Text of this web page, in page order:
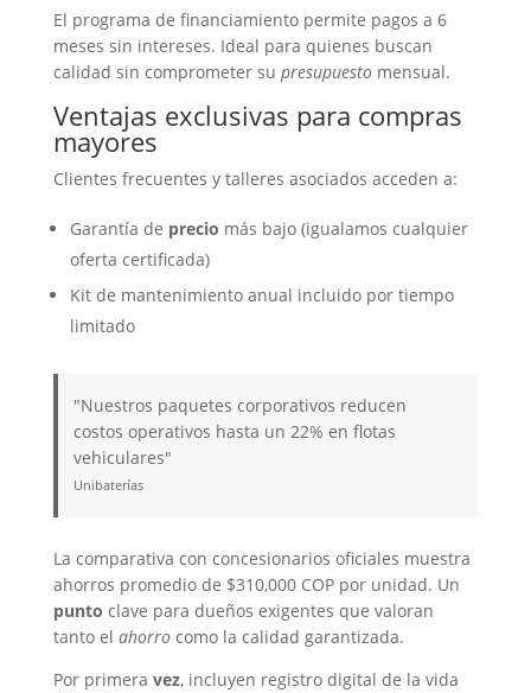
El programa de financiamiento permite pagos a 6
meses sin intereses. Ideal para quienes buscan
calidad sin comprometer su presupuestomensual.
Ventajas exclusivas para compras
mayores
Clientes frecuentes y talleres asociados acceden a:
Garantía de precio más bajo (igualamos cualquier
oferta certificada)
Kit de mantenimiento anual incluido por tiempo
limitado
"Nuestros paquetes corporativos reducen
costos operativos hasta un 22% en flotas
vehiculares"
Unibaterías
La comparativa con concesionarios oficiales muestra
ahorros promedio de $310,000 COP por unidad. Un
punto clave para dueños exigentes que valoran
tanto el ahorrocomo la calidad garantizada.
Por primera vez, incluyen registro digital de la vida